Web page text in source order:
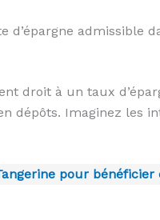
d’épargne admissible
droit à un taux
dépôts. Imaginez les
pour